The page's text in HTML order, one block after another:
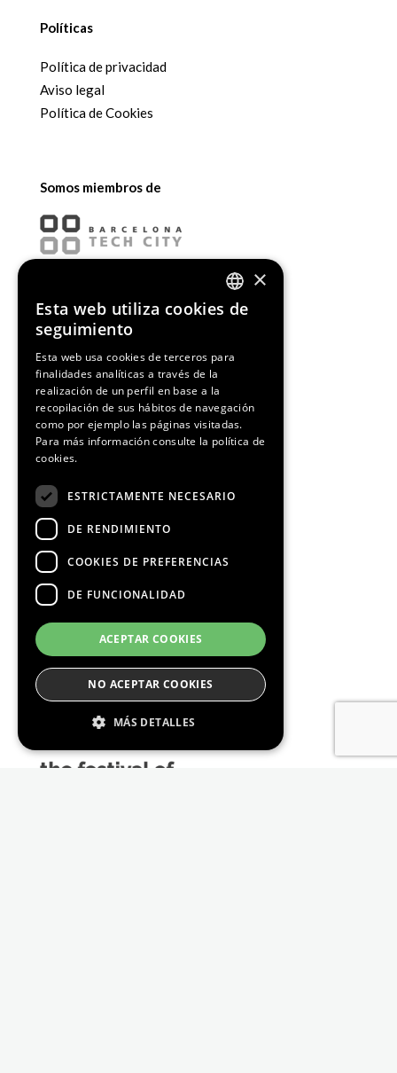
Políticas
Política de privacidad
Aviso legal
Política de Cookies
Somos miembros de
Media Partners
ENGLISH
×
Esta web utiliza cookies de
seguimiento
Esta web usa cookies de terceros para
finalidades analíticas a través de la
realización de un perfil en base a la
recopilación de sus hábitos de navegación
como por ejemplo las páginas visitadas.
Para más información consulte la política de
cookies.
ESTRICTAMENTE NECESARIO
DE RENDIMIENTO
COOKIES DE PREFERENCIAS
DE FUNCIONALIDAD
ACEPTAR COOKIES
NO ACEPTAR COOKIES
MÁS DETALLES